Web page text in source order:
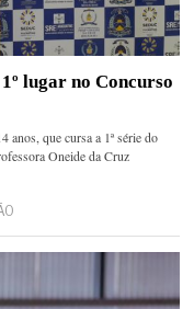
lugar no Concurso
anos, que cursa a 1ª série do
Oneide da Cruz